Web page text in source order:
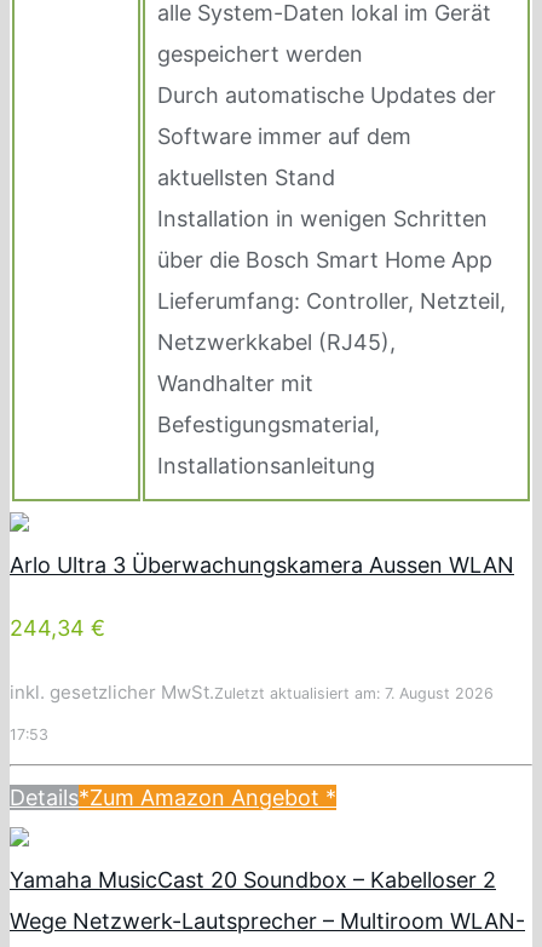
alle System-Daten lokal im Gerät
gespeichert werden
Durch automatische Updates der
Software immer auf dem
aktuellsten Stand
Installation in wenigen Schritten
über die Bosch Smart Home App
Lieferumfang: Controller, Netzteil,
Netzwerkkabel (RJ45),
Wandhalter mit
Befestigungsmaterial,
Installationsanleitung
Arlo Ultra 3 Überwachungskamera Aussen WLAN
244,34 €
inkl. gesetzlicher MwSt.Zuletzt aktualisiert am: 7. August 2026
17:53
Details*Zum Amazon Angebot *
Yamaha MusicCast 20 Soundbox – Kabelloser 2
Wege Netzwerk-Lautsprecher – Multiroom WLAN-